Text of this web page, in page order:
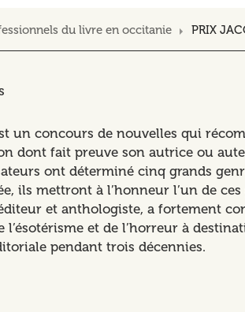
du livre en occitanie PRIX
un concours de nouvelles qui
dont fait preuve son autrice ou
ont déterminé cinq grands
ils mettront à l’honneur l’un de
et anthologiste, a fortement
et de l’horreur à
pendant trois décennies.